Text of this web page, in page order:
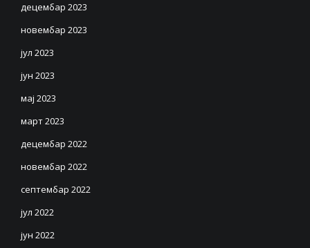
децембар 2023
новембар 2023
јул 2023
јун 2023
мај 2023
март 2023
децембар 2022
новембар 2022
септембар 2022
јул 2022
јун 2022